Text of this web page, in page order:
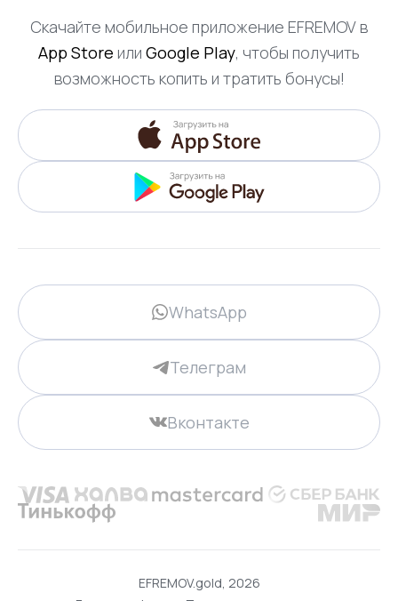
Скачайте мобильное приложение EFREMOV в
App Store или Google Play, чтобы получить
возможность копить и тратить бонусы!
WhatsApp
Телеграм
Вконтакте
EFREMOV.gold, 2026